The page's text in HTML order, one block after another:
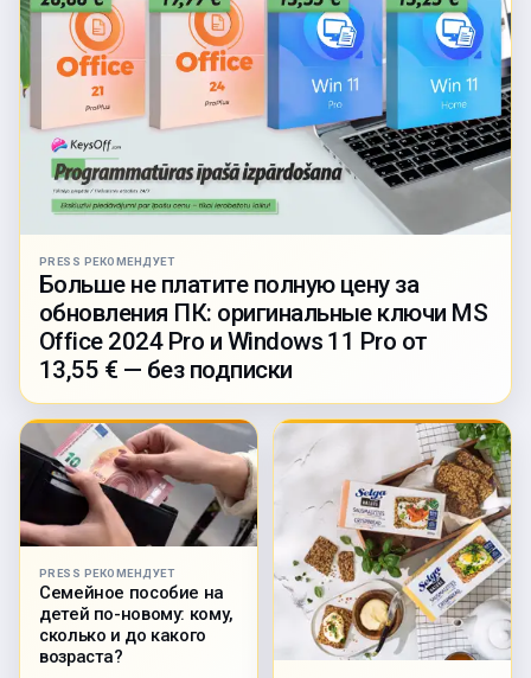
PRESS РЕКОМЕНДУЕТ
Больше не платите полную цену за
обновления ПК: оригинальные ключи MS
Office 2024 Pro и Windows 11 Pro от
13,55 € — без подписки
PRESS РЕКОМЕНДУЕТ
Семейное пособие на
детей по-новому: кому,
сколько и до какого
возраста?